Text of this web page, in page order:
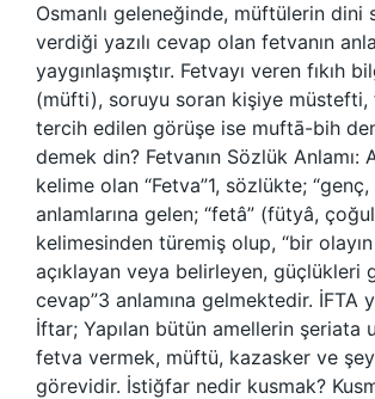
Osmanlı geleneğinde, müftülerin dini
verdiği yazılı cevap olan fetvanın
yaygınlaşmıştır. Fetvayı veren fıkıh
(müfti), soruyu soran kişiye
tercih edilen görüşe ise muftā-bih
demek din? Fetvanın Sözlük Anlamı:
kelime olan “Fetva”1, sözlükte; “genç,
anlamlarına gelen; “fetâ” (fütyâ,
kelimesinden türemiş olup, “bir
açıklayan veya belirleyen, güçlükleri
cevap”3 anlamına gelmektedir. İFTA
İftar; Yapılan bütün amellerin şeriata
fetva vermek, müftü, kazasker ve
görevidir. İstiğfar nedir kusmak?